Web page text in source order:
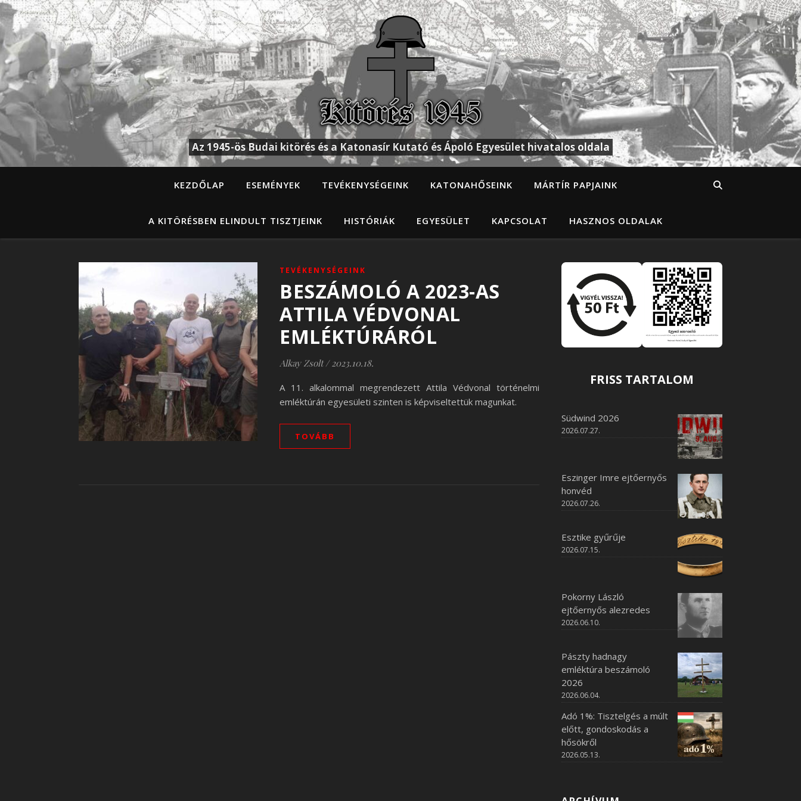
Az 1945-ös Budai kitörés és a Katonasír Kutató és Ápoló Egyesület hivatalos oldala
KEZDŐLAP ESEMÉNYEK TEVÉKENYSÉGEINK KATONAHŐSEINK MÁRTÍR PAPJAINK
A KITÖRÉSBEN ELINDULT TISZTJEINK HISTÓRIÁK EGYESÜLET KAPCSOLAT HASZNOS OLDALAK
TEVÉKENYSÉGEINK
BESZÁMOLÓ A 2023-AS
ATTILA VÉDVONAL
EMLÉKTÚRÁRÓL
Alkay Zsolt / 2023.10.18.
A 11. alkalommal megrendezett Attila Védvonal történelmi
emléktúrán egyesületi szinten is képviseltettük magunkat.
TOVÁBB
FRISS TARTALOM
Südwind 2026
2026.07.27.
Eszinger Imre ejtőernyős
honvéd
2026.07.26.
Esztike gyűrűje
2026.07.15.
Pokorny László
ejtőernyős alezredes
2026.06.10.
Pászty hadnagy
emléktúra beszámoló
2026
2026.06.04.
Adó 1%: Tisztelgés a múlt
előtt, gondoskodás a
hősökről
2026.05.13.